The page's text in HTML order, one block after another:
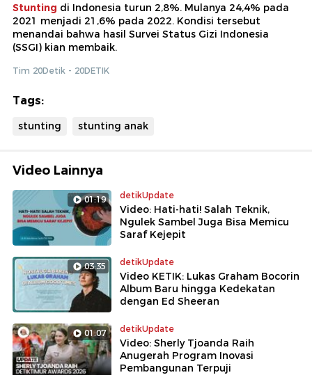
Stunting di Indonesia turun 2,8%. Mulanya 24,4% pada
2021 menjadi 21,6% pada 2022. Kondisi tersebut
menandai bahwa hasil Survei Status Gizi Indonesia
(SSGI) kian membaik.
Tim 20Detik - 20DETIK
Tags:
stunting stunting anak
Video Lainnya
01:19 detikUpdate
Video: Hati-hati! Salah Teknik,
Ngulek Sambel Juga Bisa Memicu
Saraf Kejepit
03:35 detikUpdate
Video KETIK: Lukas Graham Bocorin
Album Baru hingga Kedekatan
dengan Ed Sheeran
01:07 detikUpdate
Video: Sherly Tjoanda Raih
Anugerah Program Inovasi
Pembangunan Terpuji